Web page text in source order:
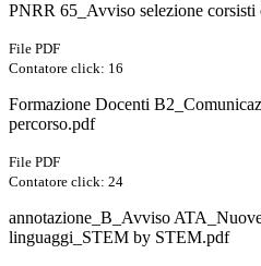
PNRR 65_Avviso selezione corsisti
File PDF
Contatore click: 16
Formazione Docenti
percorso.pdf
File PDF
Contatore click: 24
annotazione_B_Avviso
linguaggi_STEM by STEM.pdf